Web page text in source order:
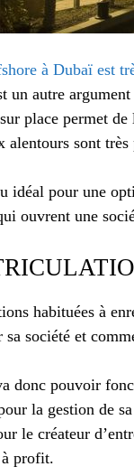
à Dubaï est
un autre
place permet
alentours sont très
idéal pour une
ouvrent une
habituées à
société et
donc pouvoir
la gestion de
le créateur
profit.